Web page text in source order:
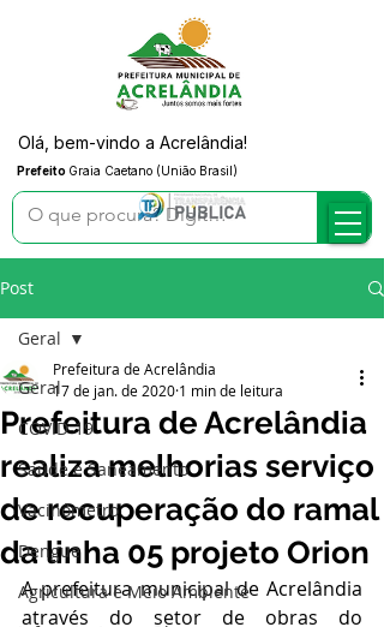
Prefeito Graia Caetano (União Brasil)
Olá, bem-vindo a Acrelândia!
Post
Geral
COVID-19
Saúde e Saneamento
Vacinômetro
Dengue
Agricultura e Meio Ambiente
Geral
Prefeitura de Acrelândia
realiza melhorias serviço
de recuperação do ramal
da linha 05 projeto Orion
Prefeitura de Acrelândia
17 de jan. de 2020 1 min de leitura
A prefeitura municipal de Acrelândia
através do setor de obras do